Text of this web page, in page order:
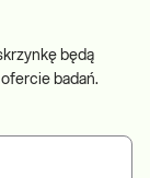
będą
badań.